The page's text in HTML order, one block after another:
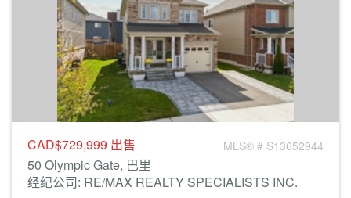
CAD$729,999 出售 MLS® # S13652944
50 Olympic Gate, 巴里
经纪公司: RE/MAX REALTY SPECIALISTS INC.